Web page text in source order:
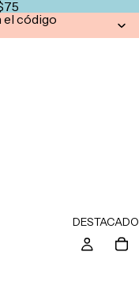
el código
DESTACADO